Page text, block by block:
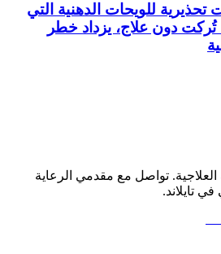
٥ علامات تحذيرية للويحات الدهنية التي
تُركت دون علاج، يزداد خطر
تواصل مع مقدمي الرعاية
تايلاند.